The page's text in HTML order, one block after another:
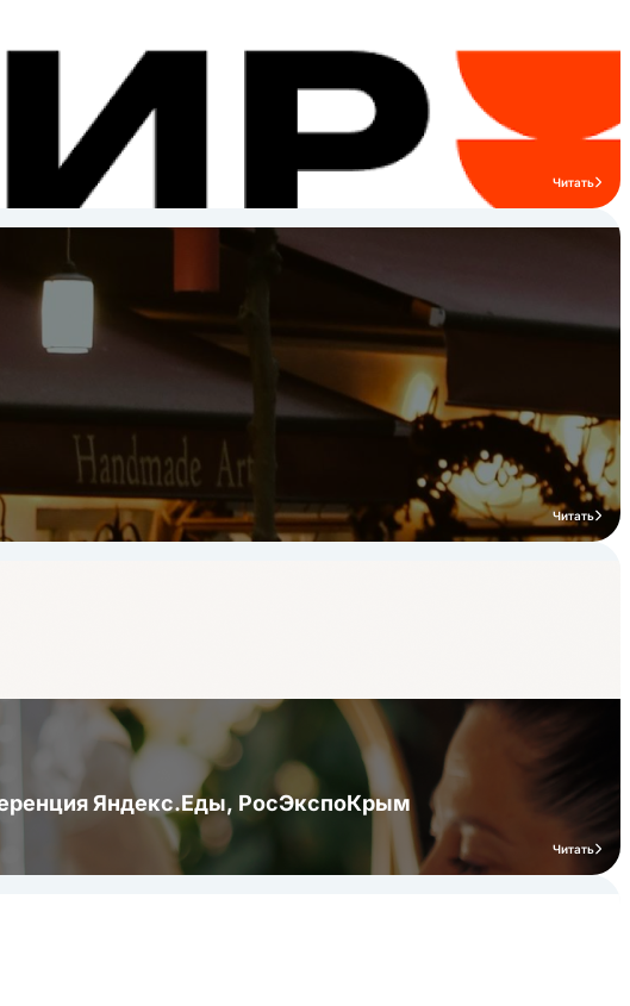
энергосберегающих технологий и
совершенствования технологической
Читать
Читать
Яндекс.Еды, РосЭкспоКрым
Читать